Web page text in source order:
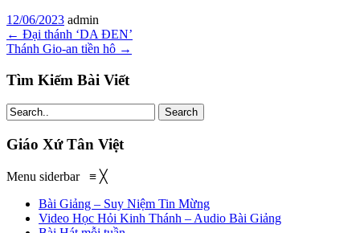
12/06/2023 admin
← Đại thánh ‘DA ĐEN’
Thánh Gio-an tiền hô →
Tìm Kiếm Bài Viết
Search
Giáo Xứ Tân Việt
Menu siderbar ≡ ╳
Bài Giảng – Suy Niệm Tin Mừng
Video Học Hỏi Kinh Thánh – Audio Bài Giảng